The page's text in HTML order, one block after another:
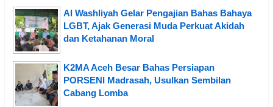
Al Washliyah Gelar Pengajian Bahas Bahaya
LGBT, Ajak Generasi Muda Perkuat Akidah
dan Ketahanan Moral
K2MA Aceh Besar Bahas Persiapan
PORSENI Madrasah, Usulkan Sembilan
Cabang Lomba